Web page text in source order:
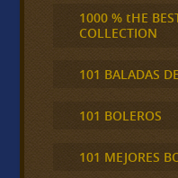
1000 % tHE
COLLECTION
101 BALADAS
101 BOLEROS
101 MEJORES